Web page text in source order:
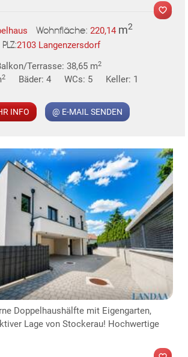
Wohnfläche: 220,14 m2
PLZ:2103 Langenzersdorf
Terrasse: 38,65 m2
2 Bäder: 4 WCs: 5 Keller: 1
INFO @ E-MAIL SENDEN
Doppelhaushälfte mit Eigengarten,
Lage von Stockerau! Hochwertige